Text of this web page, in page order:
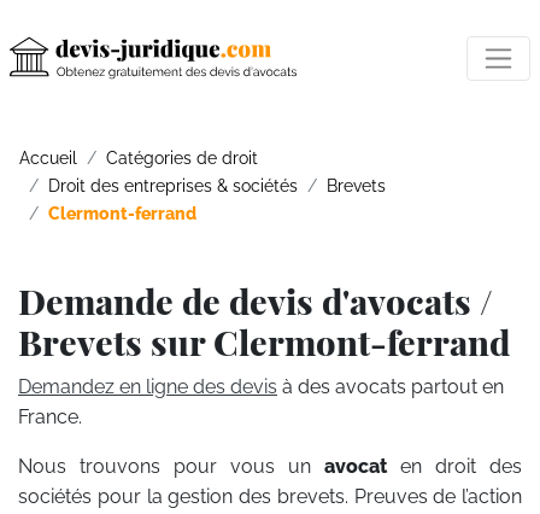
Accueil
Catégories de droit
Droit des entreprises & sociétés
Brevets
Clermont-ferrand
Demande de devis d'avocats /
Brevets sur Clermont-ferrand
Demandez en ligne des devis à des avocats partout en
France.
Nous trouvons pour vous un avocat en droit des
sociétés pour la gestion des brevets. Preuves de l’action